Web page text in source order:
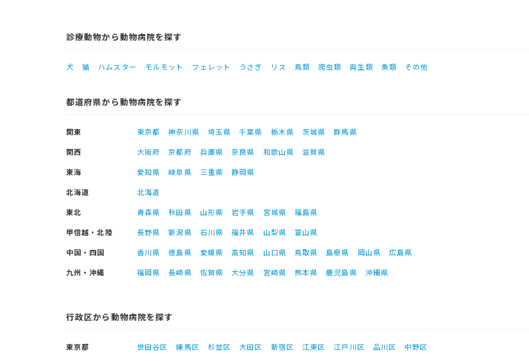
診療動物から動物病院を探す
犬 猫 ハムスター モルモット フェレット うさぎ リス 鳥類 爬虫類 両生類 魚類 その他
都道府県から動物病院を探す
関東 東京都 神奈川県 埼玉県 千葉県 栃木県 茨城県
群馬県
関西
大阪府 京都府 兵庫県 奈良県 和歌山県
滋賀県
東海
愛知県 岐阜県 三重県
静岡県
北海道
北海道
東北
青森県 秋田県 山形県 岩手県 宮城県
福島県
甲信越・北陸
長野県 新潟県 石川県 福井県 山梨県
富山県
中国・四国
香川県 徳島県 愛媛県 高知県 山口県 鳥取県 島根県 岡山県
広島県
九州・沖縄
福岡県 長崎県 佐賀県 大分県 宮崎県 熊本県 鹿児島県 沖縄県
行政区から動物病院を探す
東京都 世田谷区 練馬区 杉並区 大田区 新宿区 江東区 江戸川区 品川区
中野区